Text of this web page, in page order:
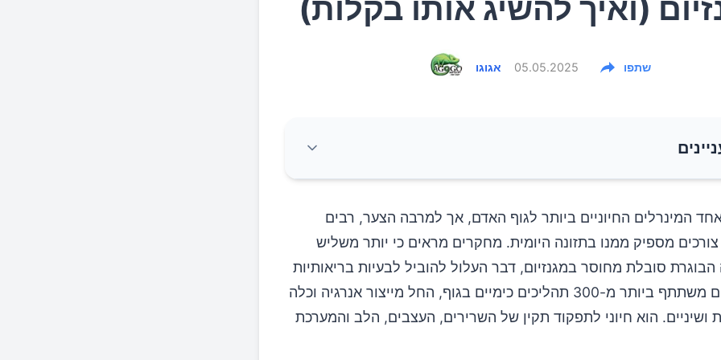
(ואיך להשיג אותו בקלות)
אגוגו 05.05.2025 שתפו
אחד המינרלים החיוניים ביותר לגוף האדם, אך למרבה הצער, רבים
צורכים מספיק ממנו בתזונה היומית. מחקרים מראים כי יותר משליש
הבוגרת סובלת מחוסר במגנזיום, דבר העלול להוביל לבעיות בריאותיות
שונות. מגנזיום משתתף ביותר מ-300 תהליכים כימיים בגוף, החל מייצור אנרגיה וכלה
ושיניים. הוא חיוני לתפקוד תקין של השרירים, העצבים, הלב והמערכת